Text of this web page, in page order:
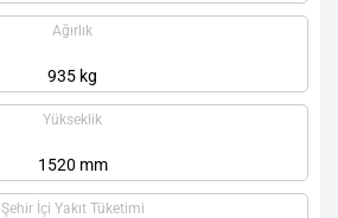
Ağırlık
935 kg
Yükseklik
1520 mm
Şehir İçi Yakıt Tüketimi